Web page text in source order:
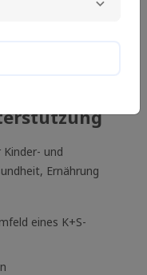
Projekt für eine
und
Ernährung
eines K+S-